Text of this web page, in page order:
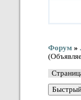
Форум »